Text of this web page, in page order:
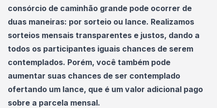
consórcio de caminhão grande pode ocorrer de
duas maneiras: por sorteio ou lance. Realizamos
sorteios mensais transparentes e justos, dando a
todos os participantes iguais chances de serem
contemplados. Porém, você também pode
aumentar suas chances de ser contemplado
ofertando um lance, que é um valor adicional pago
sobre a parcela mensal.